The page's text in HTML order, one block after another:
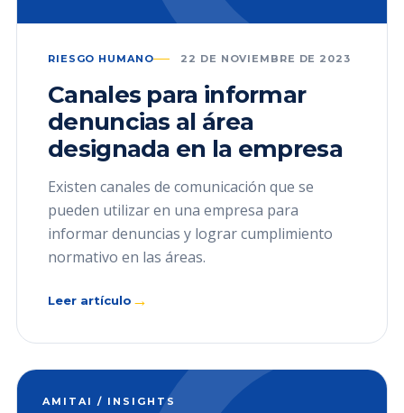
RIESGO HUMANO 22 DE NOVIEMBRE DE 2023
Canales para informar
denuncias al área
designada en la empresa
Existen canales de comunicación que se
pueden utilizar en una empresa para
informar denuncias y lograr cumplimiento
normativo en las áreas.
Leer artículo →
AMITAI / INSIGHTS